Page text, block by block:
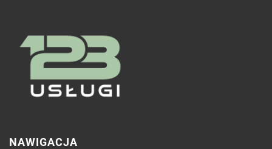
NAWIGACJA